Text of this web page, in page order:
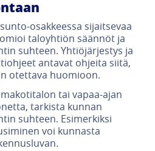
osakkeessa sijaitsevaa
taloyhtiön säännöt ja
suhteen. Yhtiöjärjestys ja
antavat ohjeita siitä,
otettava huomioon.
tai vapaa-ajan
tarkista kunnan
suhteen. Esimerkiksi
voi kunnasta